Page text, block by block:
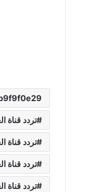
تردد قناة
تردد قناة
تردد قناة
تردد قناة